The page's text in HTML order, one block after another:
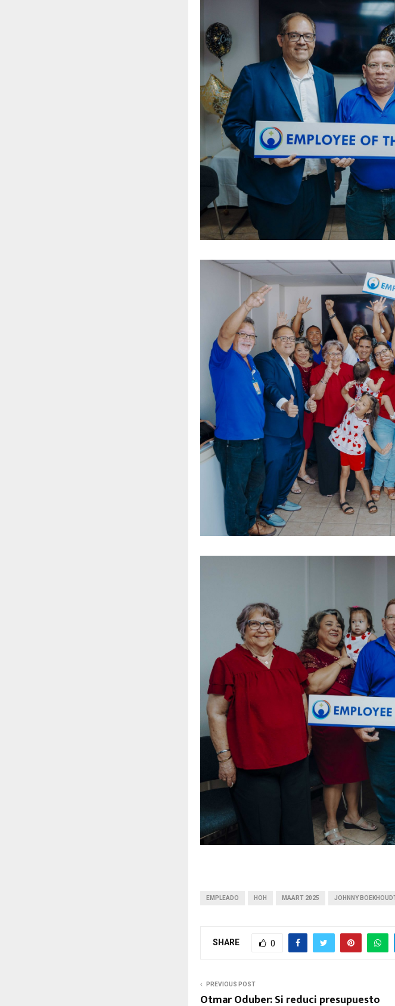
EMPLEADO HOH MAART 2025 JOHNNY BOEKHOUDT
SHARE 0
PREVIOUS POST
Otmar Oduber: Si reduci presupuesto